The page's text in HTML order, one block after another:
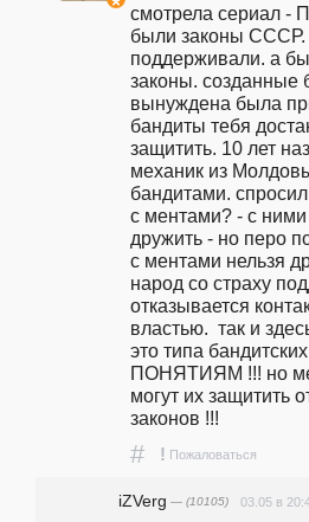
смотрела сериал -
были законы СССР.
поддерживали. а
законы. созданные
вынуждена была
бандиты тебя
защитить. 10 лет
механик из
бандитами.
с ментами? - с ними
дружить - но перо
с ментами нельзя
народ со страху
отказывается
властью.  так и
это типа
ПОНЯТИЯМ !!! но
могут их защитить
законов !!!
# ! Пожаловаться
iZVerg — (10105) 03.05 в